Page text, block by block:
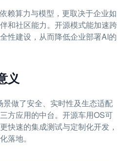
赖算力与模型，更取决于企业如
和社区能力。开源模式能加速跨
性建设，从而降低企业部署AI的
义
做了安全、实时性及生态适配
方应用的中台。开源车用OS可
快速的集成测试与定制化开发，
落地。